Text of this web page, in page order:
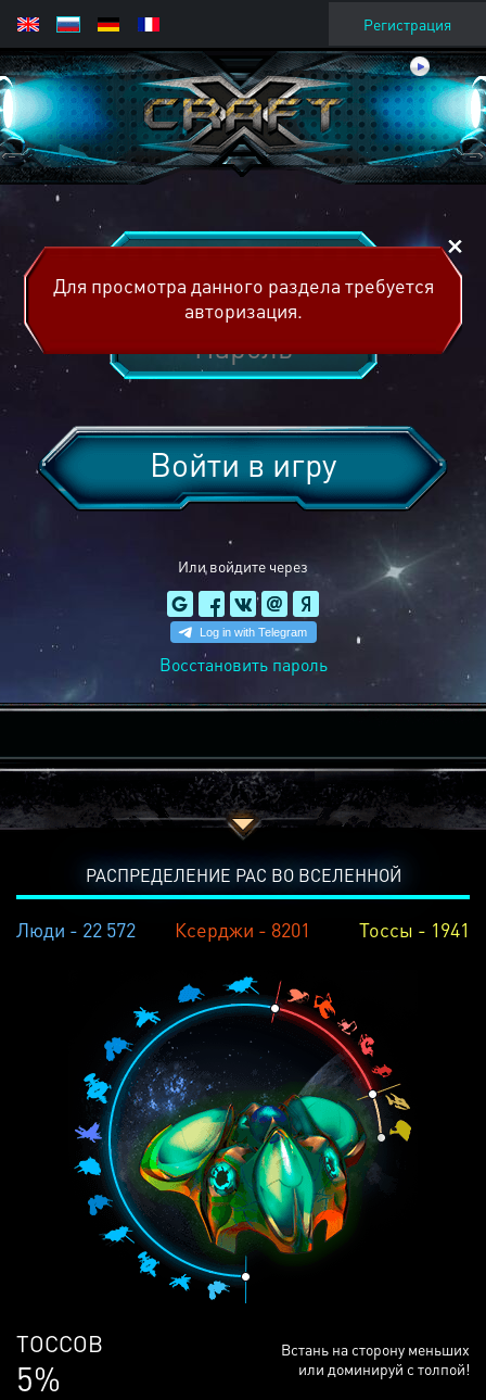
Регистрация
Или войдите через
Войти в игру
Восстановить пароль
Для просмотра данного раздела требуется
авторизация.
РАСПРЕДЕЛЕНИЕ РАС ВО ВСЕЛЕННОЙ
Люди - 22 572 Ксерджи - 8201 Тоссы - 1941
ЛЮДЕЙ
68%
Встань на сторону меньших
или доминируй с толпой!